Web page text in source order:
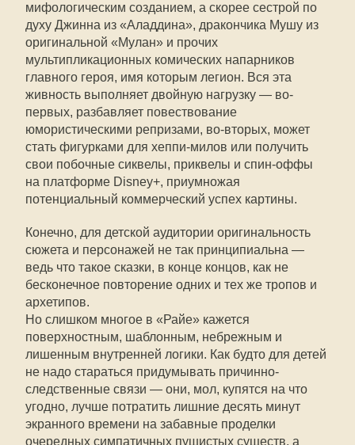
мифологическим созданием, а скорее сестрой по
духу Джинна из «Аладдина», дракончика Мушу из
оригинальной «Мулан» и прочих
мультипликационных комических напарников
главного героя, имя которым легион. Вся эта
живность выполняет двойную нагрузку — во-
первых, разбавляет повествование
юмористическими репризами, во-вторых, может
стать фигурками для хеппи-милов или получить
свои побочные сиквелы, приквелы и спин-оффы
на платформе Disney+, приумножая
потенциальный коммерческий успех картины.
Конечно, для детской аудитории оригинальность
сюжета и персонажей не так принципиальна —
ведь что такое сказки, в конце концов, как не
бесконечное повторение одних и тех же тропов и
архетипов.
Но слишком многое в «Райе» кажется
поверхностным, шаблонным, небрежным и
лишенным внутренней логики. Как будто для детей
не надо стараться придумывать причинно-
следственные связи — они, мол, купятся на что
угодно, лучше потратить лишние десять минут
экранного времени на забавные проделки
очередных симпатичных пушистых существ, а